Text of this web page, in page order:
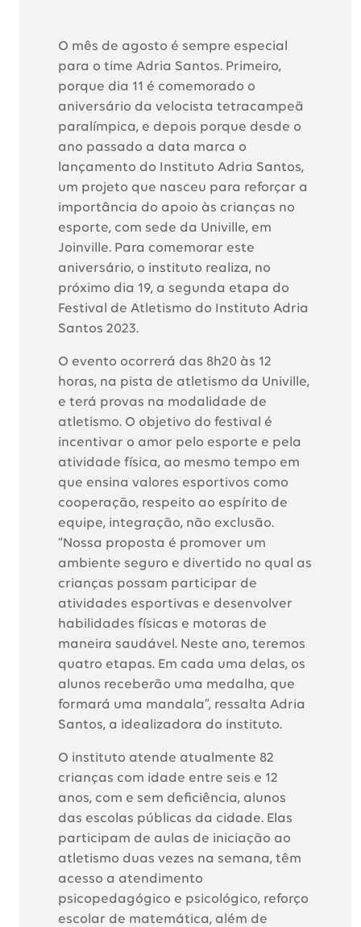
O mês de agosto é sempre especial
para o time Adria Santos. Primeiro,
porque dia 11 é comemorado o
aniversário da velocista tetracampeã
paralímpica, e depois porque desde o
ano passado a data marca o
lançamento do Instituto Adria Santos,
um projeto que nasceu para reforçar a
importância do apoio às crianças no
esporte, com sede da Univille, em
Joinville. Para comemorar este
aniversário, o instituto realiza, no
próximo dia 19, a segunda etapa do
Festival de Atletismo do Instituto Adria
Santos 2023.
O evento ocorrerá das 8h20 às 12
horas, na pista de atletismo da Univille,
e terá provas na modalidade de
atletismo. O objetivo do festival é
incentivar o amor pelo esporte e pela
atividade física, ao mesmo tempo em
que ensina valores esportivos como
cooperação, respeito ao espírito de
equipe, integração, não exclusão.
“Nossa proposta é promover um
ambiente seguro e divertido no qual as
crianças possam participar de
atividades esportivas e desenvolver
habilidades físicas e motoras de
maneira saudável. Neste ano, teremos
quatro etapas. Em cada uma delas, os
alunos receberão uma medalha, que
formará uma mandala”, ressalta Adria
Santos, a idealizadora do instituto.
O instituto atende atualmente 82
crianças com idade entre seis e 12
anos, com e sem deficiência, alunos
das escolas públicas da cidade. Elas
participam de aulas de iniciação ao
atletismo duas vezes na semana, têm
acesso a atendimento
psicopedagógico e psicológico, reforço
escolar de matemática, além de